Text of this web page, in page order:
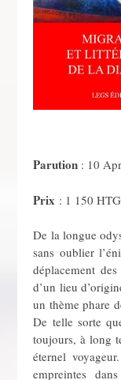
Parution : 10
Prix : 1 150
De la longue
sans oublier
dépla­cement
d’un lieu
un thème phare
De telle sorte
toujours, à long
éternel
empreintes